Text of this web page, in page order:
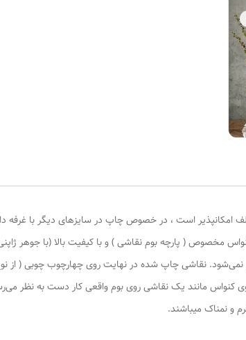
امکانپذیر است ، در خصوص چاپ در سایزهای دیگر با غرفه
مخصوص ( پارچه بوم نقاشی ) و با کیفیت بالا (با جوهر
نمی‌شود. نقاشی چاپ شده در نهایت روی چهارچوب چوبی (
کنواس مانند یک نقاشی روی بوم واقعی کار دست به نظر
و نمناک میباشند.